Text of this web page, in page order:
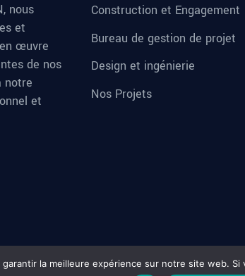
nous
et
œuvre
de nos
notre
et
Construction et Engagement
Bureau de gestion de projet
Design et ingénierie
Nos Projets
la meilleure expérience sur notre site web.